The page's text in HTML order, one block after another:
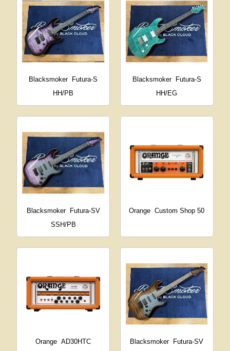
Blacksmoker
Futura-S
HH/PB
Blacksmoker
Futura-S
HH/EG
Blacksmoker
Futura-SV
SSH/PB
Orange Custom Shop 50
Orange AD30HTC Blacksmoker
Futura-SV